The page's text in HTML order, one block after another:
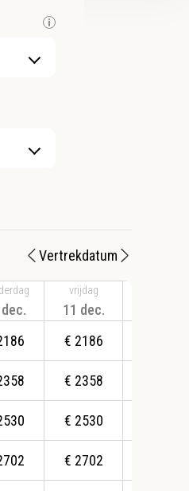
Vertrekdatum
vrijdag
11 dec.
€ 2186
€ 2358
€ 2530
€ 2702